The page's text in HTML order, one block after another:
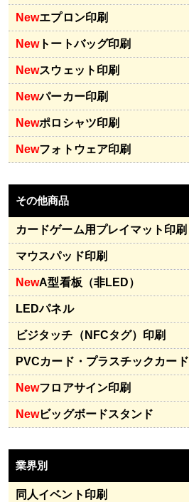
Newエプロン印刷
Newトートバッグ印刷
Newスウェット印刷
Newパーカー印刷
Newポロシャツ印刷
Newフォトウェア印刷
その他商品
カードゲーム用プレイマット印刷
マウスパッド印刷
NewA型看板（非LED）
LEDパネル
ビジタッチ（NFCタグ）印刷
PVCカード・プラスチックカード
Newフロアサイン印刷
Newビッグボードスタンド
業界別
同人イベント印刷